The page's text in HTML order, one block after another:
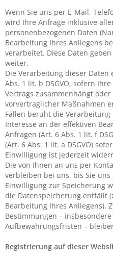
Wenn Sie uns per E-Mail,
wird Ihre Anfrage inklusive
personenbezogenen Daten
Bearbeitung Ihres Anliegens
verarbeitet. Diese Daten
weiter.
Die Verarbeitung dieser
Abs. 1 lit. b DSGVO, sofern
Vertrags zusammenhängt
vorvertraglicher Maßnahmen
Fällen beruht die
Interesse an der effektiven
Anfragen (Art. 6 Abs. 1 lit. f
(Art. 6 Abs. 1 lit. a DSGVO)
Einwilligung ist jederzeit
Die von Ihnen an uns per
verbleiben bei uns, bis Sie
Einwilligung zur Speicherung
die Datenspeicherung entfällt
Bearbeitung Ihres Anliegens).
Bestimmungen –
Aufbewahrungsfristen –
Registrierung auf dieser